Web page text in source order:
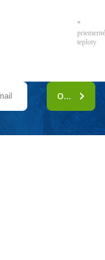
*
teploty
ODOBERAŤ